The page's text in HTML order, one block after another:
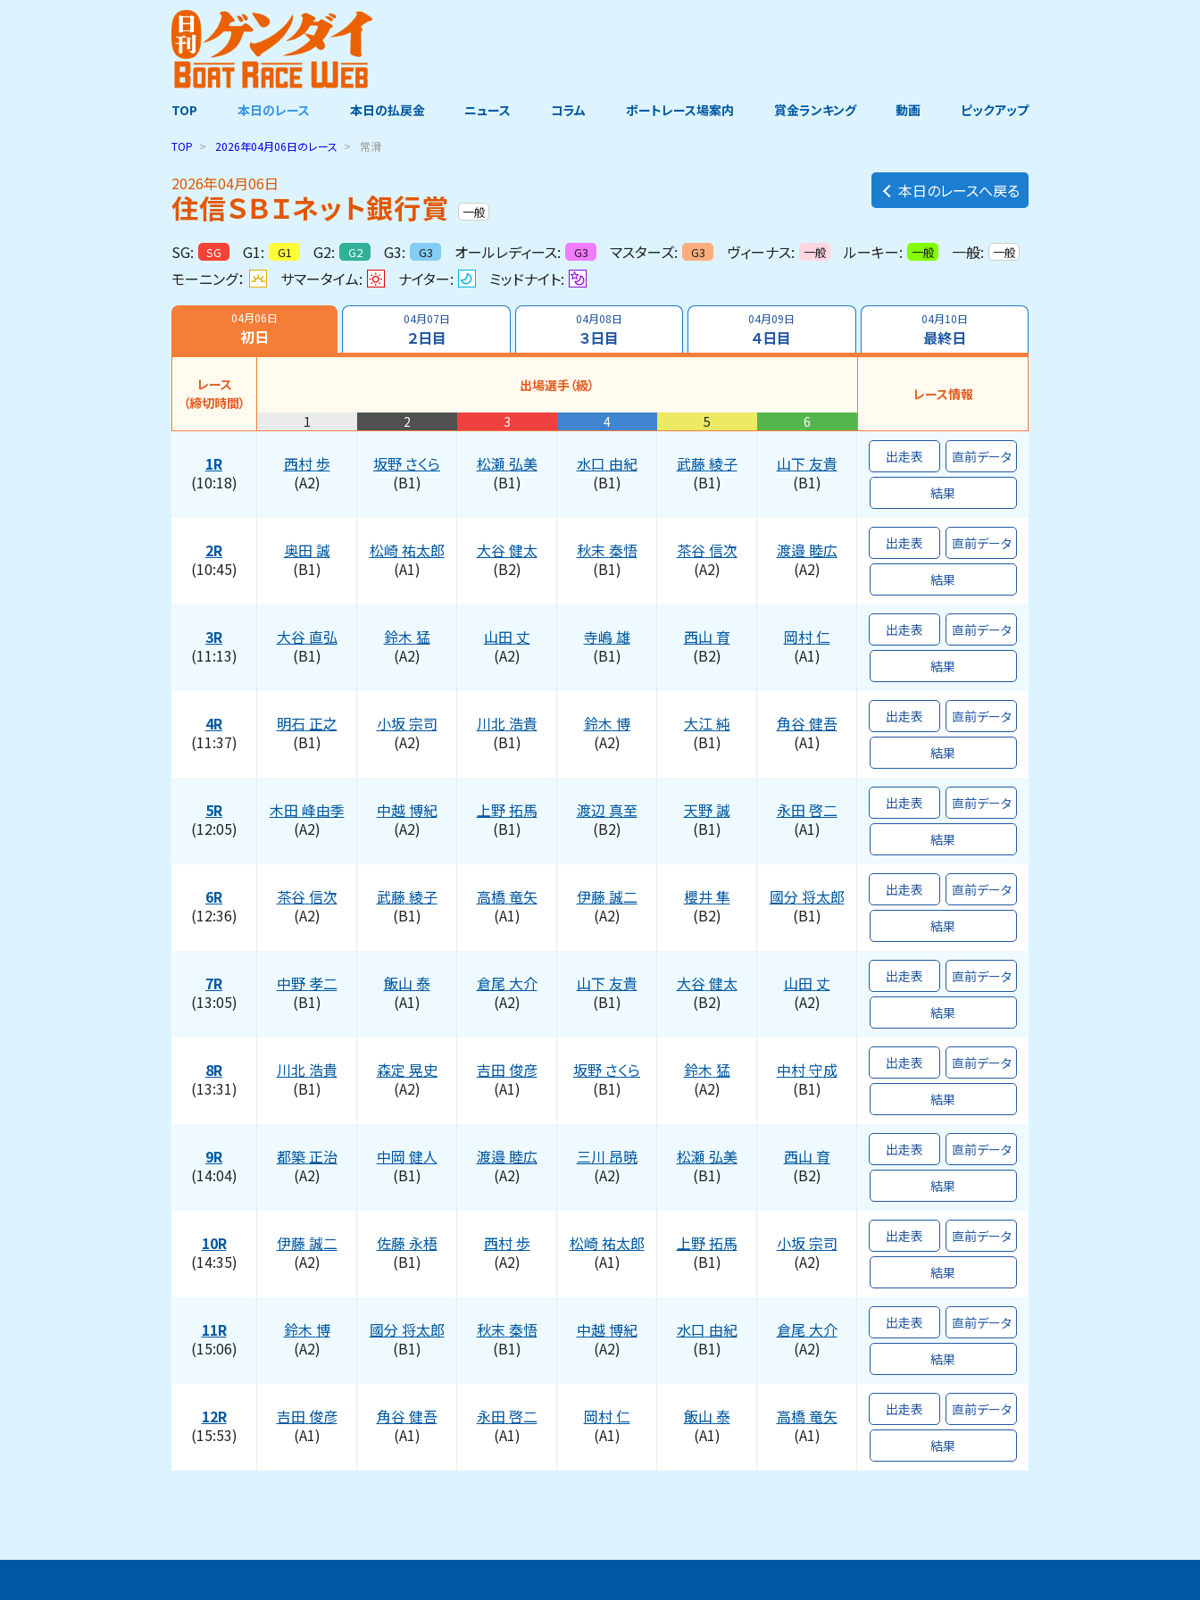
TOP 本日のレース 本日の払戻金 ニュース コラム ボートレース場案内 賞金ランキング 動画 ピックアップ
TOP 2026年04月06日のレース 常滑
2026年04月06日
住信ＳＢＩネット銀行賞 一般
本日のレースへ戻る
SG: SG G1: G1 G2: G2 G3: G3 オールレディース: G3 マスターズ: G3 ヴィーナス: 一般 ルーキー: 一般 一般: 一般
モーニング： サマータイム: ナイター: ミッドナイト:
04月06日
初日
04月07日
２日目
04月08日
３日目
04月09日
４日目
04月10日
最終日
レース
（締切時間）
出場選手（級）
1 2 3 4 5 6
レース情報
1R
(10:18)
西村歩
(A2)
坂野 さくら
(B1)
松瀬 弘美
(B1)
水口 由紀
(B1)
武藤綾子
(B1)
山下 友貴
(B1)
出走表 直前データ
結果
2R
(10:45)
奥田 誠
(B1)
松崎祐太郎
(A1)
大谷健太
(B2)
秋末 秦悟
(B1)
茶谷信次
(A2)
渡邉 睦広
(A2)
出走表 直前データ
結果
3R
(11:13)
大谷 直弘
(B1)
鈴木 猛
(A2)
山田 丈
(A2)
寺嶋雄
(B1)
西山 育
(B2)
岡村仁
(A1)
出走表 直前データ
結果
4R
(11:37)
明石 正之
(B1)
小坂 宗司
(A2)
川北 浩貴
(B1)
鈴木 博
(A2)
大江純
(B1)
角谷健吾
(A1)
出走表 直前データ
結果
5R
(12:05)
木田 峰由季
(A2)
中越 博紀
(A2)
上野拓馬
(B1)
渡辺 真至
(B2)
天野誠
(B1)
永田 啓二
(A1)
出走表 直前データ
結果
6R
(12:36)
茶谷信次
(A2)
武藤綾子
(B1)
高橋竜矢
(A1)
伊藤誠二
(A2)
櫻井隼
(B2)
國分将太郎
(B1)
出走表 直前データ
結果
7R
(13:05)
中野 孝二
(B1)
飯山 泰
(A1)
倉尾 大介
(A2)
山下 友貴
(B1)
大谷健太
(B2)
山田 丈
(A2)
出走表 直前データ
結果
8R
(13:31)
川北 浩貴
(B1)
森定 晃史
(A2)
吉田 俊彦
(A1)
坂野 さくら
(B1)
鈴木 猛
(A2)
中村守成
(B1)
出走表 直前データ
結果
9R
(14:04)
都築正治
(A2)
中岡 健人
(B1)
渡邉 睦広
(A2)
三川 昂暁
(A2)
松瀬 弘美
(B1)
西山 育
(B2)
出走表 直前データ
結果
10R
(14:35)
伊藤誠二
(A2)
佐藤永梧
(B1)
西村歩
(A2)
松崎祐太郎
(A1)
上野拓馬
(B1)
小坂 宗司
(A2)
出走表 直前データ
結果
11R
(15:06)
鈴木 博
(A2)
國分将太郎
(B1)
秋末 秦悟
(B1)
中越 博紀
(A2)
水口 由紀
(B1)
倉尾 大介
(A2)
出走表 直前データ
結果
12R
(15:53)
吉田 俊彦
(A1)
角谷健吾
(A1)
永田 啓二
(A1)
岡村仁
(A1)
飯山 泰
(A1)
高橋竜矢
(A1)
出走表 直前データ
結果